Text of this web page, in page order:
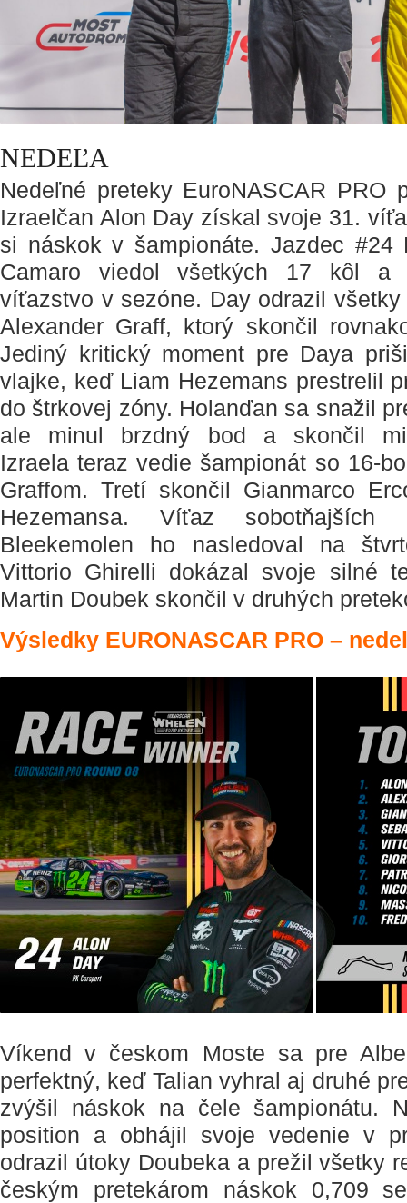
NEDEĽA
Nedeľné preteky EuroNASCAR PRO
Izraelčan Alon Day získal svoje 31.
si náskok v šampionáte. Jazdec #24
Camaro viedol všetkých 17 kôl a
víťazstvo v sezóne. Day odrazil
Alexander Graff, ktorý skončil
Jediný kritický moment pre Daya
vlajke, keď Liam Hezemans prestrelil
do štrkovej zóny. Holanďan sa snažil
ale minul brzdný bod a skončil
Izraela teraz vedie šampionát so 16-
Graffom. Tretí skončil Gianmarco
Hezemansa. Víťaz sobotňajších
Bleekemolen ho nasledoval na
Vittorio Ghirelli dokázal svoje silné
Martin Doubek skončil v druhých
Výsledky EURONASCAR PRO –
Víkend v českom Moste sa pre
perfektný, keď Talian vyhral aj druhé
zvýšil náskok na čele šampionátu.
position a obhájil svoje vedenie v
odrazil útoky Doubeka a prežil všetky
českým pretekárom náskok 0,709